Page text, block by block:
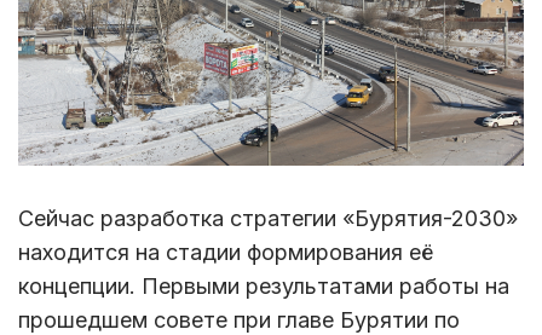
Сейчас разработка стратегии «Бурятия-2030»
находится на стадии формирования её
концепции. Первыми результатами работы на
прошедшем совете при главе Бурятии по